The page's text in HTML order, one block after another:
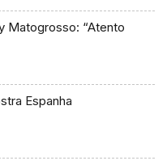
Matogrosso: “Atento
Espanha